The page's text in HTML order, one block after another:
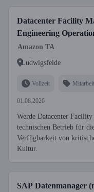
Datacenter Facility
Engineering
Amazon TA
Ludwigsfelde
Vollzeit
01.08.2026
Werde Datacenter
technischen Betrieb für
Verfügbarkeit von
Kultur.
SAP Datenmanager